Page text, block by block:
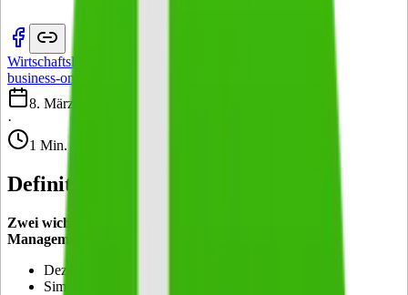
Wirtschaftslexikon
business-on.de Redaktion
8. März 2013
·
1 Min.
Definition: Lean Management
Zwei wichtige Grundprinzipien können zum Lean
Management gezählt werden:
Dezentralisierung
Simultanisierung